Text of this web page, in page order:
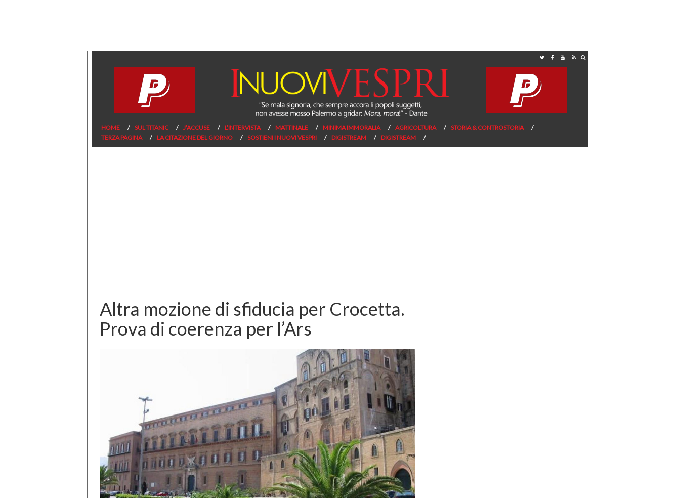
HOME SUL TITANIC J’ACCUSE L’INTERVISTA MATTINALE MINIMA IMMORALIA AGRICOLTURA
STORIA & CONTROSTORIA
TERZA PAGINA
LA CITAZIONE DEL GIORNO SOSTIENI I NUOVI VESPRI DIGISTREAM DIGISTREAM
Altra mozione di sfiducia per Crocetta.
Prova di coerenza per l’Ars